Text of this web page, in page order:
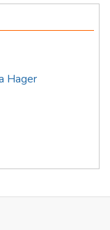
Hager